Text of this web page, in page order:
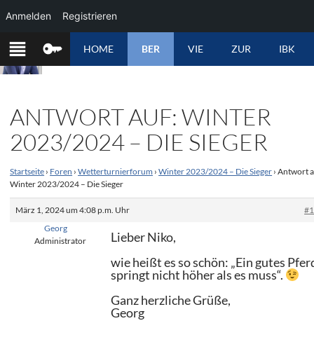
ZUM
INHALT
SPRINGEN
HOME BER VIE ZUR IBK
ANTWORT AUF: WINTER
2023/2024 – DIE SIEGER
Startseite › Foren › Wetterturnierforum › Winter 2023/2024 – Die Sieger › Antwort
Winter 2023/2024 – Die Sieger
März 1, 2024 um 4:08 p.m. Uhr
Georg
Administrator
Lieber Niko,
wie heißt es so schön: „Ein gutes
springt nicht höher als es muss“.
Ganz herzliche Grüße,
Georg
Anmelden Registrieren